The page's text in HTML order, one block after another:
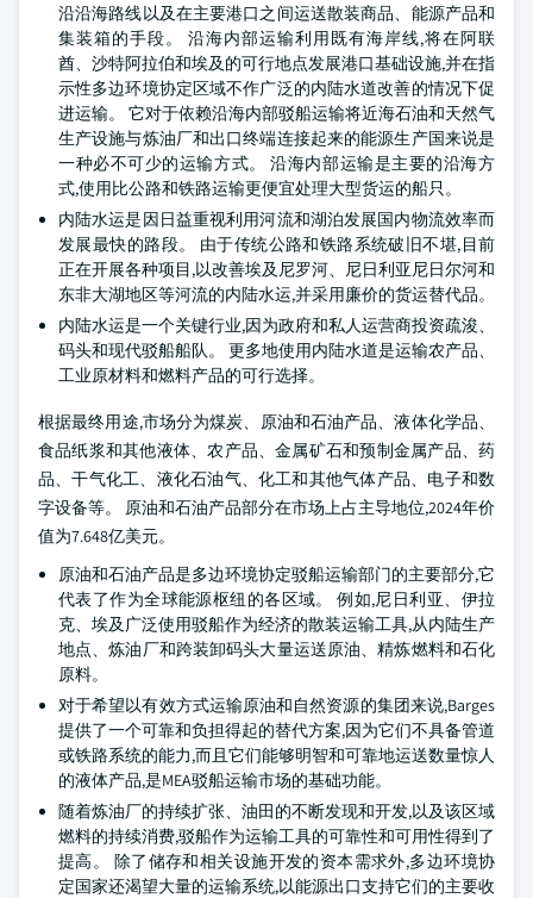
沿沿海路线以及在主要港口之间运送散装商品、能源产品和
集装箱的手段。 沿海内部运输利用既有海岸线,将在阿联
酋、沙特阿拉伯和埃及的可行地点发展港口基础设施,并在指
示性多边环境协定区域不作广泛的内陆水道改善的情况下促
进运输。 它对于依赖沿海内部驳船运输将近海石油和天然气
生产设施与炼油厂和出口终端连接起来的能源生产国来说是
一种必不可少的运输方式。 沿海内部运输是主要的沿海方
式,使用比公路和铁路运输更便宜处理大型货运的船只。
内陆水运是因日益重视利用河流和湖泊发展国内物流效率而
发展最快的路段。 由于传统公路和铁路系统破旧不堪,目前
正在开展各种项目,以改善埃及尼罗河、尼日利亚尼日尔河和
东非大湖地区等河流的内陆水运,并采用廉价的货运替代品。
内陆水运是一个关键行业,因为政府和私人运营商投资疏浚、
码头和现代驳船船队。 更多地使用内陆水道是运输农产品、
工业原材料和燃料产品的可行选择。
根据最终用途,市场分为煤炭、原油和石油产品、液体化学品、
食品纸浆和其他液体、农产品、金属矿石和预制金属产品、药
品、干气化工、液化石油气、化工和其他气体产品、电子和数
字设备等。 原油和石油产品部分在市场上占主导地位,2024年价
值为7.648亿美元。
原油和石油产品是多边环境协定驳船运输部门的主要部分,它
代表了作为全球能源枢纽的各区域。 例如,尼日利亚、伊拉
克、埃及广泛使用驳船作为经济的散装运输工具,从内陆生产
地点、炼油厂和跨装卸码头大量运送原油、精炼燃料和石化
原料。
对于希望以有效方式运输原油和自然资源的集团来说,Barges
提供了一个可靠和负担得起的替代方案,因为它们不具备管道
或铁路系统的能力,而且它们能够明智和可靠地运送数量惊人
的液体产品,是MEA驳船运输市场的基础功能。
随着炼油厂的持续扩张、油田的不断发现和开发,以及该区域
燃料的持续消费,驳船作为运输工具的可靠性和可用性得到了
提高。 除了储存和相关设施开发的资本需求外,多边环境协
定国家还渴望大量的运输系统,以能源出口支持它们的主要收